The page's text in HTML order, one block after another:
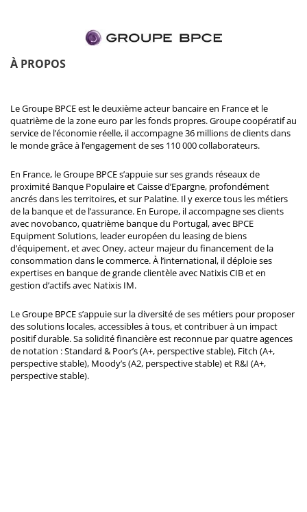
À PROPOS
Le Groupe BPCE est le deuxième acteur bancaire en France et le
quatrième de la zone euro par les fonds propres. Groupe coopératif au
service de l’économie réelle, il accompagne 36 millions de clients dans
le monde grâce à l’engagement de ses 110 000 collaborateurs.
En France, le Groupe BPCE s’appuie sur ses grands réseaux de
proximité Banque Populaire et Caisse d’Epargne, profondément
ancrés dans les territoires, et sur Palatine. Il y exerce tous les métiers
de la banque et de l’assurance. En Europe, il accompagne ses clients
avec novobanco, quatrième banque du Portugal, avec BPCE
Equipment Solutions, leader européen du leasing de biens
d’équipement, et avec Oney, acteur majeur du financement de la
consommation dans le commerce. À l’international, il déploie ses
expertises en banque de grande clientèle avec Natixis CIB et en
gestion d’actifs avec Natixis IM.
Le Groupe BPCE s’appuie sur la diversité de ses métiers pour proposer
des solutions locales, accessibles à tous, et contribuer à un impact
positif durable. Sa solidité financière est reconnue par quatre agences
de notation : Standard & Poor’s (A+, perspective stable), Fitch (A+,
perspective stable), Moody’s (A2, perspective stable) et R&I (A+,
perspective stable).